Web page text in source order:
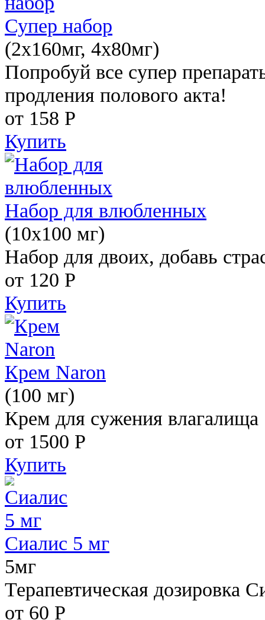
Супер набор
(2х160мг, 4х80мг)
Попробуй все супер
продления полового акта!
от 158 Р
Купить
Набор для влюбленных
(10х100 мг)
Набор для двоих, добавь
от 120 Р
Купить
Крем Naron
(100 мг)
Крем для сужения влагалища
от 1500 Р
Купить
Сиалис 5 мг
5мг
Терапевтическая дозировка
от 60 Р